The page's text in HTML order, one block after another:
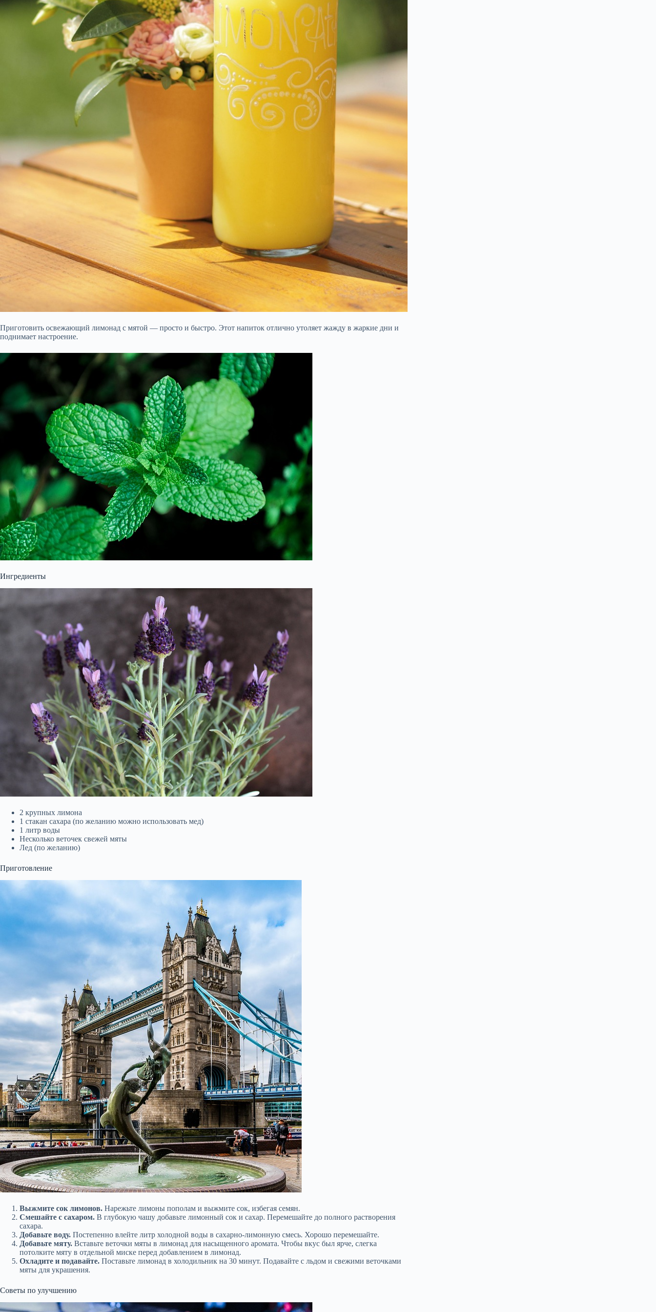
Приготовить освежающий лимонад с мятой — просто и быстро. Этот напиток отлично утоляет жажду в жаркие дни и
поднимает настроение.
Ингредиенты
2 крупных лимона
1 стакан сахара (по желанию можно использовать мед)
1 литр воды
Несколько веточек свежей мяты
Лед (по желанию)
Приготовление
Выжмите сок лимонов. Нарежьте лимоны пополам и выжмите сок, избегая семян.
Смешайте с сахаром. В глубокую чашу добавьте лимонный сок и сахар. Перемешайте до полного растворения
сахара.
Добавьте воду. Постепенно влейте литр холодной воды в сахарно-лимонную смесь. Хорошо перемешайте.
Добавьте мяту. Вставьте веточки мяты в лимонад для насыщенного аромата. Чтобы вкус был ярче, слегка
потолките мяту в отдельной миске перед добавлением в лимонад.
Охладите и подавайте. Поставьте лимонад в холодильник на 30 минут. Подавайте с льдом и свежими веточками
мяты для украшения.
Советы по улучшению